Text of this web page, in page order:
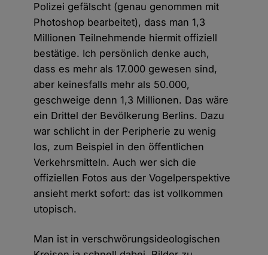
Polizei gefälscht (genau genommen mit
Photoshop bearbeitet), dass man 1,3
Millionen Teilnehmende hiermit offiziell
bestätige. Ich persönlich denke auch,
dass es mehr als 17.000 gewesen sind,
aber keinesfalls mehr als 50.000,
geschweige denn 1,3 Millionen. Das wäre
ein Drittel der Bevölkerung Berlins. Dazu
war schlicht in der Peripherie zu wenig
los, zum Beispiel in den öffentlichen
Verkehrsmitteln. Auch wer sich die
offiziellen Fotos aus der Vogelperspektive
ansieht merkt sofort: das ist vollkommen
utopisch.
Man ist in verschwörungsideologischen